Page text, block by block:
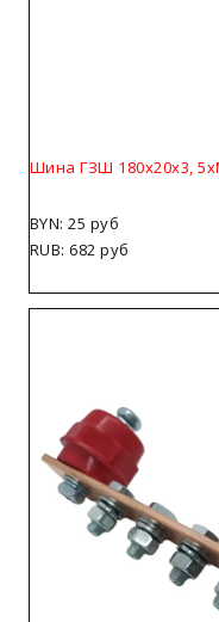
Шина ГЗШ 180х20х3,
BYN: 25 руб
RUB: 682 руб